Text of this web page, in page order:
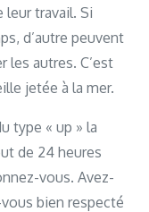
leur travail. Si
d’autre peuvent
les autres. C’est
jetée à la mer.
type « up » la
de 24 heures
vous. Avez-
bien respecté